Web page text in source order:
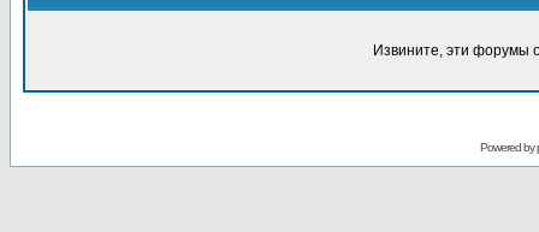
Извините, эти форумы
Powered by